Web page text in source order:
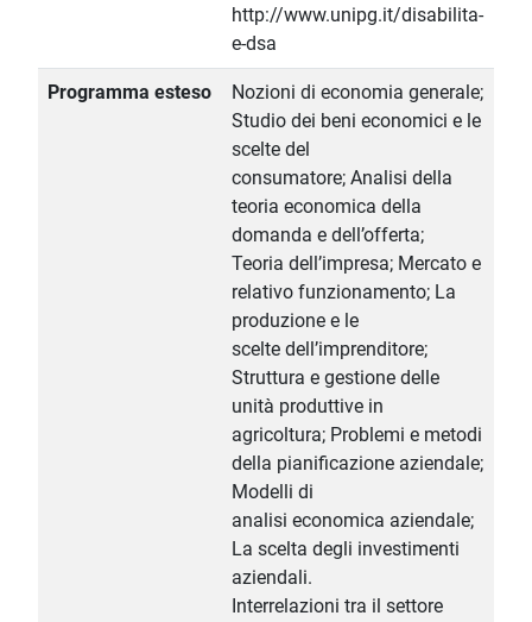
http://www.unipg.it/disabilita-
e-dsa
Programma esteso
Nozioni di economia generale;
Studio dei beni economici e le
scelte del
consumatore; Analisi della
teoria economica della
domanda e dell’offerta;
Teoria dell’impresa; Mercato e
relativo funzionamento; La
produzione e le
scelte dell’imprenditore;
Struttura e gestione delle
unità produttive in
agricoltura; Problemi e metodi
della pianificazione aziendale;
Modelli di
analisi economica aziendale;
La scelta degli investimenti
aziendali.
Interrelazioni tra il settore